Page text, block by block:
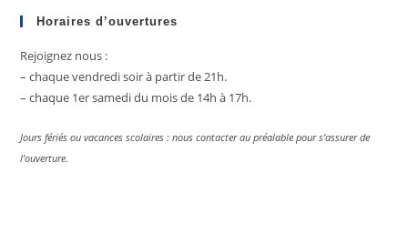
Horaires d’ouvertures
Rejoignez nous :
– chaque vendredi soir à partir de 21h.
– chaque 1er samedi du mois de 14h à 17h.
Jours fériés ou vacances scolaires : nous contacter au préalable pour s’assurer de
l’ouverture.